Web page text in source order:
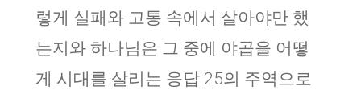
렇게 실패와 고통 속에서 살아야만 했
는지와 하나님은 그 중에 야곱을 어떻
게 시대를 살리는 응답 25의 주역으로